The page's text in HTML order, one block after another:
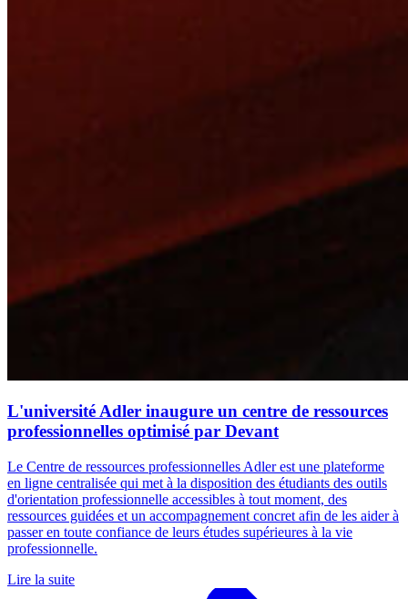
L'université Adler inaugure un centre de ressources
professionnelles optimisé par Devant
Le Centre de ressources professionnelles Adler est une plateforme
en ligne centralisée qui met à la disposition des étudiants des outils
d'orientation professionnelle accessibles à tout moment, des
ressources guidées et un accompagnement concret afin de les aider à
passer en toute confiance de leurs études supérieures à la vie
professionnelle.
Lire la suite